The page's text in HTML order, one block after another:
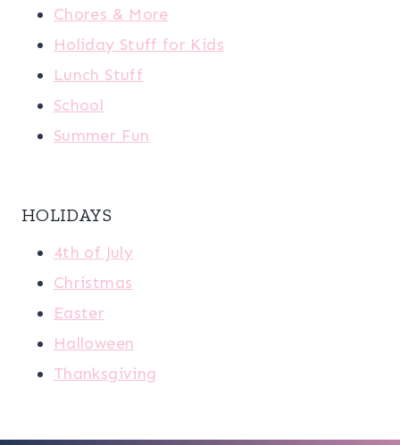
Chores & More
Holiday Stuff for Kids
Lunch Stuff
School
Summer Fun
HOLIDAYS
4th of July
Christmas
Easter
Halloween
Thanksgiving